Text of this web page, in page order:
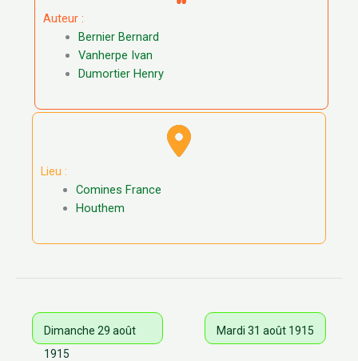
Auteur :
Bernier Bernard
Vanherpe Ivan
Dumortier Henry
Lieu :
Comines France
Houthem
Dimanche 29 août
1915
Mardi 31 août 1915